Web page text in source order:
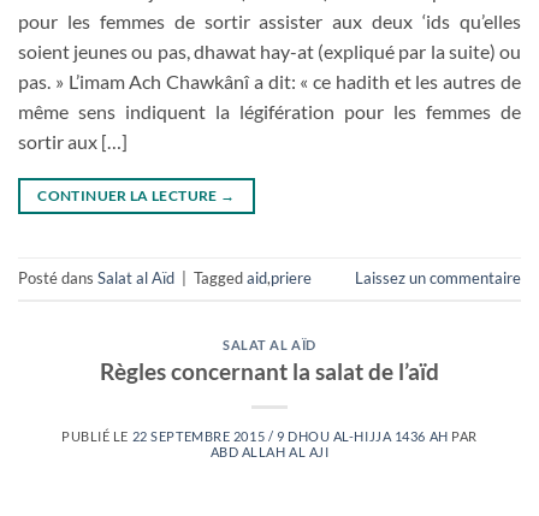
pour les femmes de sortir assister aux deux ‘ids qu’elles
soient jeunes ou pas, dhawat hay-at (expliqué par la suite) ou
pas. » L’imam Ach Chawkânî a dit: « ce hadith et les autres de
même sens indiquent la légifération pour les femmes de
sortir aux […]
CONTINUER LA LECTURE →
Posté dans Salat al Aïd Taggedaid,priere Laissez un commentaire
SALAT AL AÏD
Règles concernant la salat de l’aïd
PUBLIÉ LE 22 SEPTEMBRE 2015 / 9 DHOU AL-HIJJA 1436 AH PAR
ABD ALLAH AL AJI